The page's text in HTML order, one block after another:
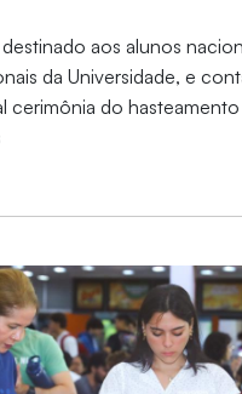
aos alunos
da Universidade, e
cerimônia do hasteamento